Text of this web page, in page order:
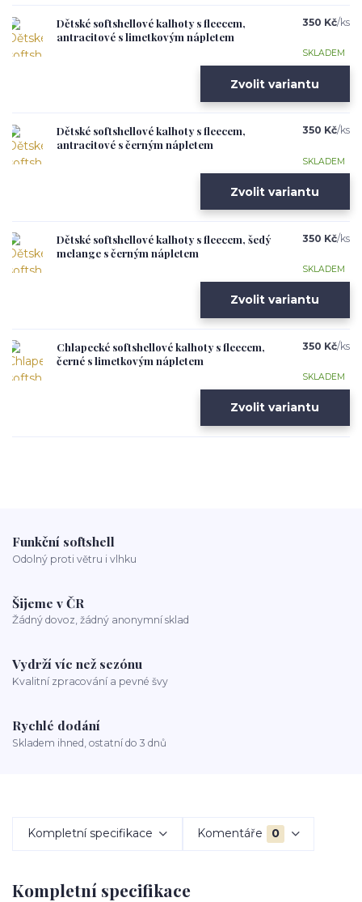
Dětské softshellové kalhoty s fleecem,
antracitové s limetkovým nápletem
350 Kč/ks
SKLADEM
Zvolit variantu
Dětské softshellové kalhoty s fleecem,
antracitové s černým nápletem
350 Kč/ks
SKLADEM
Zvolit variantu
Dětské softshellové kalhoty s fleecem, šedý
melange s černým nápletem
350 Kč/ks
SKLADEM
Zvolit variantu
Chlapecké softshellové kalhoty s fleecem,
černé s limetkovým nápletem
350 Kč/ks
SKLADEM
Zvolit variantu
Funkční softshell
Odolný proti větru i vlhku
Šijeme v ČR
Žádný dovoz, žádný anonymní sklad
Vydrží víc než sezónu
Kvalitní zpracování a pevné švy
Rychlé dodání
Skladem ihned, ostatní do 3 dnů
Kompletní specifikace Komentáře 0
Kompletní specifikace